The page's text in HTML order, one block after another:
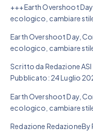
+++Earth Overshoot
ecologico, cambiare
Earth Overshoot Day,
ecologico, cambiare
Scritto da Redazione
Pubblicato: 24 Luglio
Earth Overshoot Day,
ecologico, cambiare
Redazione RedazioneBy